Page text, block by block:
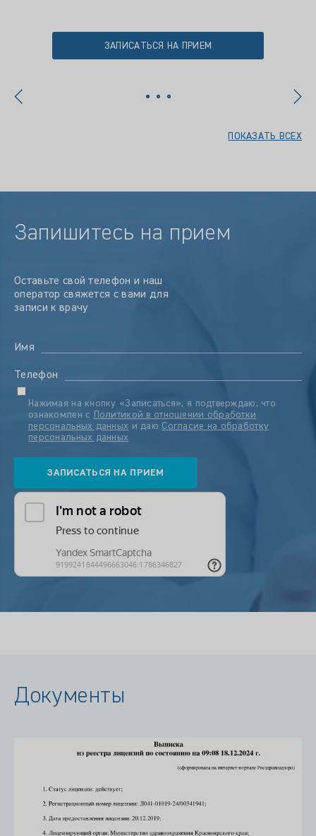
ЗАПИСАТЬСЯ НА ПРИЕМ
ПОКАЗАТЬ ВСЕХ
Запишитесь на прием
Оставьте свой телефон и наш
оператор свяжется с вами для
записи к врачу
Имя
Телефон
Нажимая на кнопку «Записаться», я подтверждаю, что
ознакомлен с Политикой в отношении обработки
персональных данных и даю Согласие на обработку
персональных данных
Документы